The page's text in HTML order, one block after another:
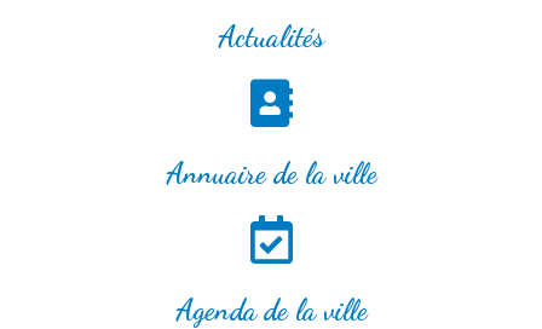
Actualités
Annuaire de la ville
Agenda de la ville